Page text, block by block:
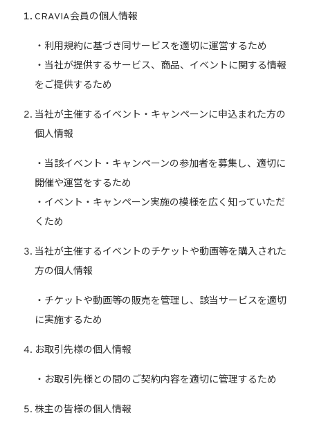
CRAVIA会員の個人情報
・利用規約に基づき同サービスを適切に運営するため
・当社が提供するサービス、商品、イベントに関する情報
をご提供するため
当社が主催するイベント・キャンペーンに申込まれた方の
個人情報
・当該イベント・キャンペーンの参加者を募集し、適切に
開催や運営をするため
・イベント・キャンペーン実施の模様を広く知っていただ
くため
当社が主催するイベントのチケットや動画等を購入された
方の個人情報
・チケットや動画等の販売を管理し、該当サービスを適切
に実施するため
お取引先様の個人情報
・お取引先様との間のご契約内容を適切に管理するため
株主の皆様の個人情報